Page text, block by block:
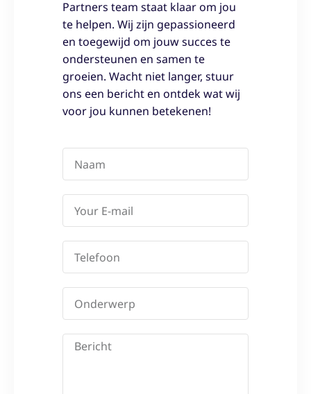
Partners team staat klaar om jou
te helpen. Wij zijn gepassioneerd
en toegewijd om jouw succes te
ondersteunen en samen te
groeien. Wacht niet langer, stuur
ons een bericht en ontdek wat wij
voor jou kunnen betekenen!